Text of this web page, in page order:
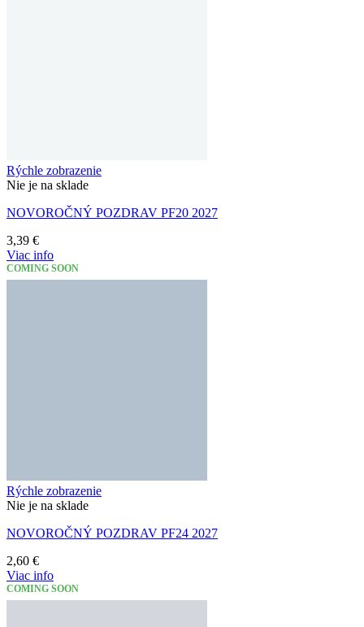
Rýchle zobrazenie
Nie je na sklade
NOVOROČNÝ POZDRAV PF20 2027
3,39 €
Viac info
COMING SOON
Rýchle zobrazenie
Nie je na sklade
NOVOROČNÝ POZDRAV PF24 2027
2,60 €
Viac info
COMING SOON